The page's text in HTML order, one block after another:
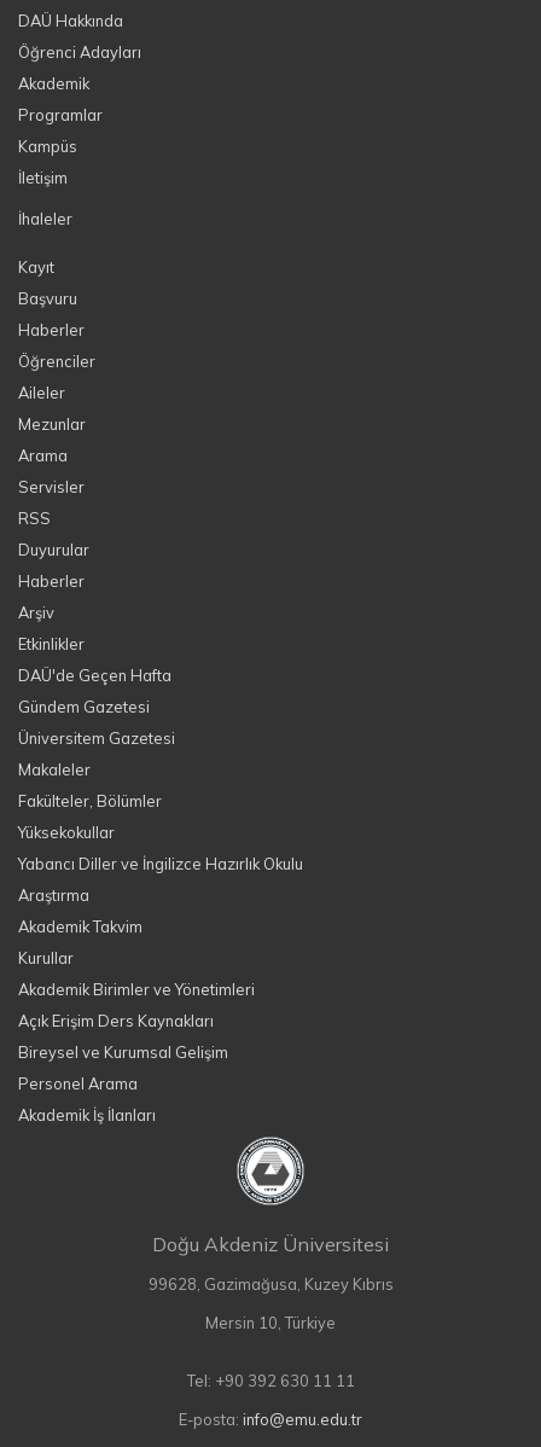
DAÜ Hakkında
Öğrenci Adayları
Akademik
Programlar
Kampüs
İletişim
İhaleler
Kayıt
Başvuru
Haberler
Öğrenciler
Aileler
Mezunlar
Arama
Servisler
RSS
Duyurular
Haberler
Arşiv
Etkinlikler
DAÜ'de Geçen Hafta
Gündem Gazetesi
Üniversitem Gazetesi
Makaleler
Fakülteler, Bölümler
Yüksekokullar
Yabancı Diller ve İngilizce Hazırlık Okulu
Araştırma
Akademik Takvim
Kurullar
Akademik Birimler ve Yönetimleri
Açık Erişim Ders Kaynakları
Bireysel ve Kurumsal Gelişim
Personel Arama
Akademik İş İlanları
Doğu Akdeniz Üniversitesi
99628, Gazimağusa, Kuzey Kıbrıs
Mersin 10, Türkiye
Tel: +90 392 630 11 11
E-posta: info@emu.edu.tr